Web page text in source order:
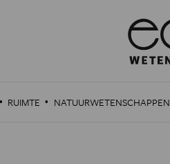
· RUIMTE · NATUURWETENSCHAPPEN